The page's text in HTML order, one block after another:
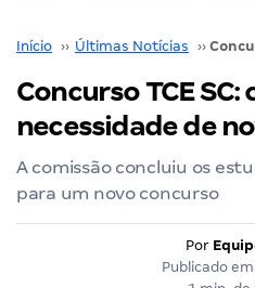
Início ›› Últimas Notícias ››
Concurso TCE
necessidade de
A comissão concluiu os
para um novo concurso
Por
Publicado em